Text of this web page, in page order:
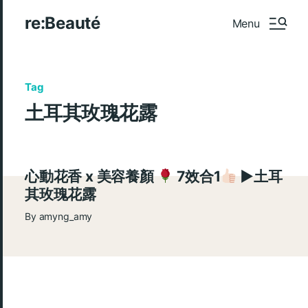
re:Beauté Menu
Tag
土耳其玫瑰花露
心動花香 x 美容養顏 7效合1
►土耳
其玫瑰花露
By amyng_amy